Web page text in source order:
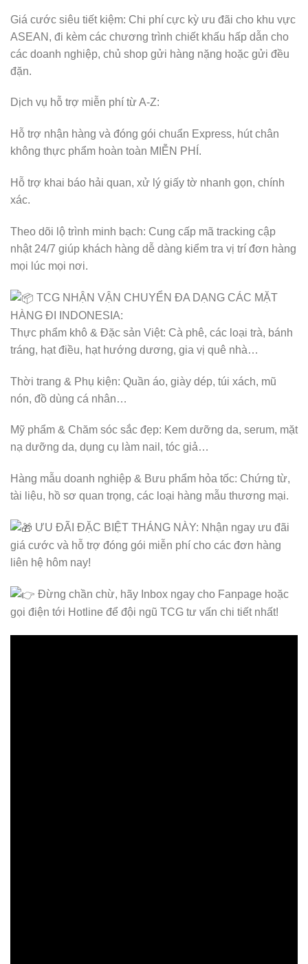
Giá cước siêu tiết kiệm: Chi phí cực kỳ ưu đãi cho khu vực
ASEAN, đi kèm các chương trình chiết khấu hấp dẫn cho
các doanh nghiệp, chủ shop gửi hàng nặng hoặc gửi đều
đặn.
Dịch vụ hỗ trợ miễn phí từ A-Z:
Hỗ trợ nhận hàng và đóng gói chuẩn Express, hút chân
không thực phẩm hoàn toàn MIỄN PHÍ.
Hỗ trợ khai báo hải quan, xử lý giấy tờ nhanh gọn, chính
xác.
Theo dõi lộ trình minh bạch: Cung cấp mã tracking cập
nhật 24/7 giúp khách hàng dễ dàng kiểm tra vị trí đơn hàng
mọi lúc mọi nơi.
TCG NHẬN VẬN CHUYỂN ĐA DẠNG CÁC MẶT
HÀNG ĐI INDONESIA:
Thực phẩm khô & Đặc sản Việt: Cà phê, các loại trà, bánh
tráng, hạt điều, hạt hướng dương, gia vị quê nhà…
Thời trang & Phụ kiện: Quần áo, giày dép, túi xách, mũ
nón, đồ dùng cá nhân…
Mỹ phẩm & Chăm sóc sắc đẹp: Kem dưỡng da, serum, mặt
nạ dưỡng da, dụng cụ làm nail, tóc giả…
Hàng mẫu doanh nghiệp & Bưu phẩm hỏa tốc: Chứng từ,
tài liệu, hồ sơ quan trọng, các loại hàng mẫu thương mại.
ƯU ĐÃI ĐẶC BIỆT THÁNG NÀY: Nhận ngay ưu đãi
giá cước và hỗ trợ đóng gói miễn phí cho các đơn hàng
liên hệ hôm nay!
Đừng chần chừ, hãy Inbox ngay cho Fanpage hoặc
gọi điện tới Hotline để đội ngũ TCG tư vấn chi tiết nhất!